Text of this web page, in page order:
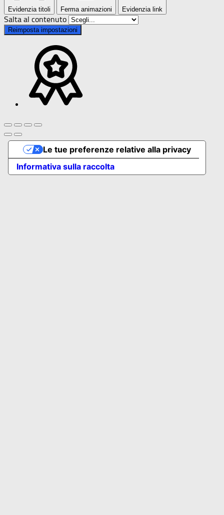
Evidenzia titoli Ferma animazioni Evidenzia link
Salta al contenuto
Reimposta impostazioni
Informativa sulla raccolta
Le tue preferenze relative alla privacy